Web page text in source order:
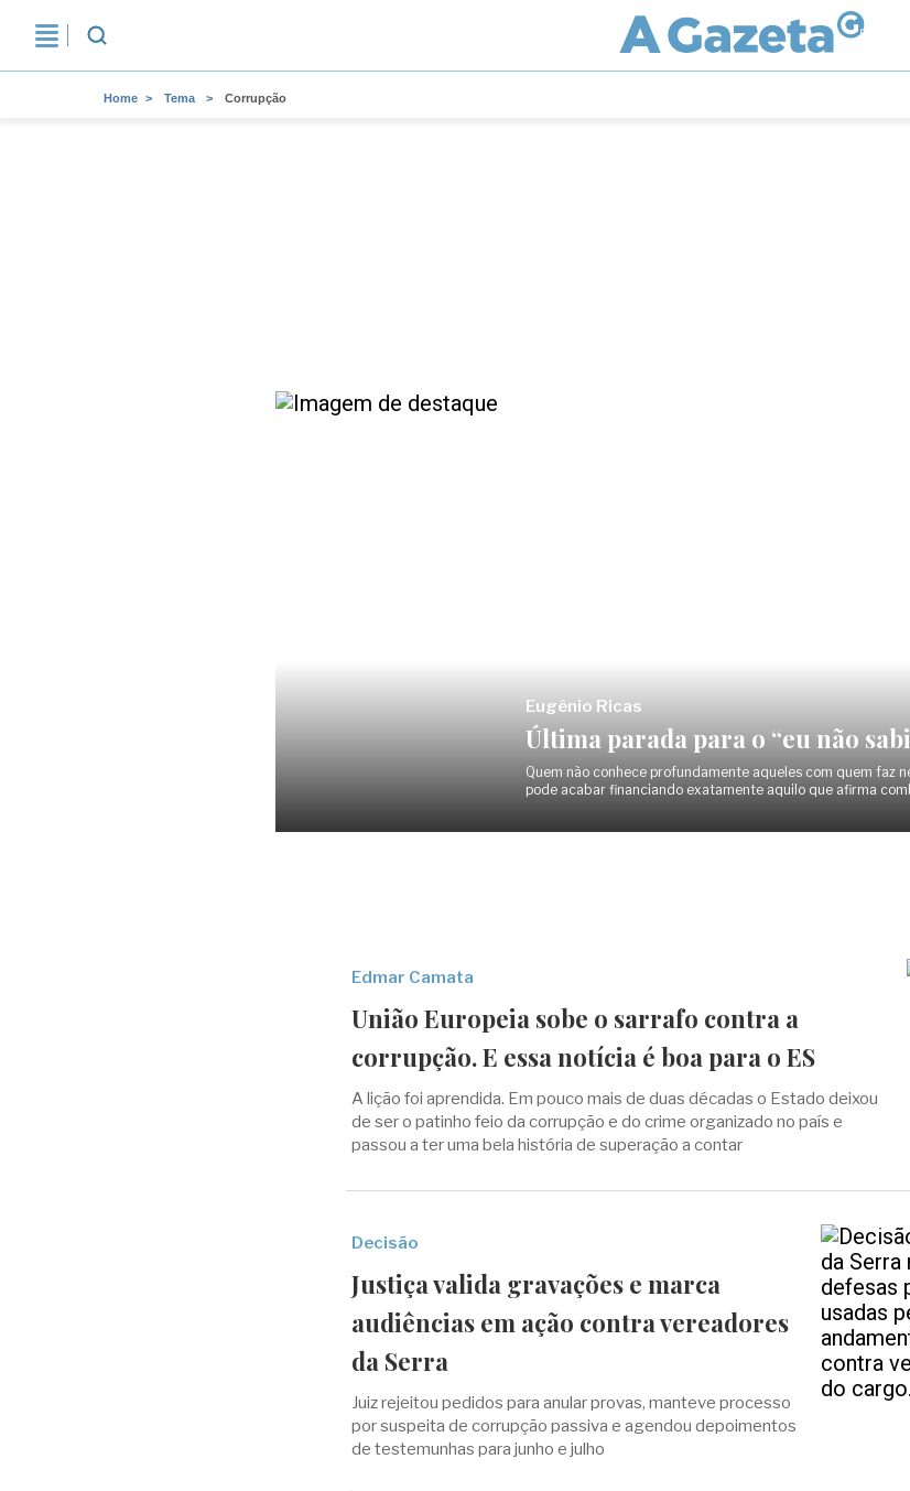
Home Tema Corrupção
Eugênio Ricas
Última parada para o “eu não
Quem não conhece profundamente aqueles com quem faz
pode acabar financiando exatamente aquilo que afirma
Edmar Camata
União Europeia sobe o sarrafo contra a
corrupção. E essa notícia é boa para o ES
A lição foi aprendida. Em pouco mais de duas décadas o Estado deixou
de ser o patinho feio da corrupção e do crime organizado no país e
passou a ter uma bela história de superação a contar
Decisão
Justiça valida gravações e marca
audiências em ação contra vereadores
da Serra
Juiz rejeitou pedidos para anular provas, manteve processo
por suspeita de corrupção passiva e agendou depoimentos
de testemunhas para junho e julho